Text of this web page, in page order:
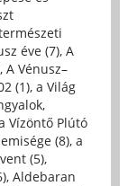
éve (7), A
, A Vénusz–
(1), a Világ
Vízöntő Plútó
(8), a
(5),
, Aldebaran